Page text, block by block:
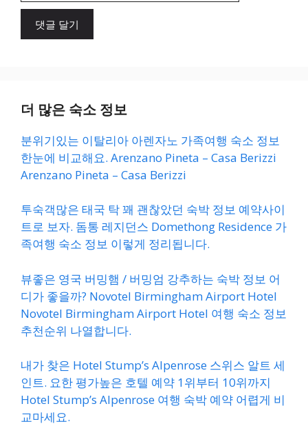
이
더 많은 숙소 정보
분위기있는 이탈리아 아렌자노 가족여행 숙소 정보
한눈에 비교해요. Arenzano Pineta – Casa Berizzi
Arenzano Pineta – Casa Berizzi
투숙객많은 태국 탁 꽤 괜찮았던 숙박 정보 예약사이
트로 보자. 돔통 레지던스 Domethong Residence 가
족여행 숙소 정보 이렇게 정리됩니다.
뷰좋은 영국 버밍햄 / 버밍엄 강추하는 숙박 정보 어
디가 좋을까? Novotel Birmingham Airport Hotel
Novotel Birmingham Airport Hotel 여행 숙소 정보
추천순위 나열합니다.
내가 찾은 Hotel Stump’s Alpenrose 스위스 알트 세
인트. 요한 평가높은 호텔 예약 1위부터 10위까지
Hotel Stump’s Alpenrose 여행 숙박 예약 어렵게 비
교마세요.